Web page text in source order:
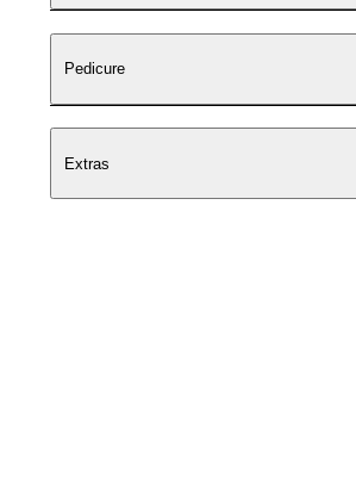
Pedicure
Extras